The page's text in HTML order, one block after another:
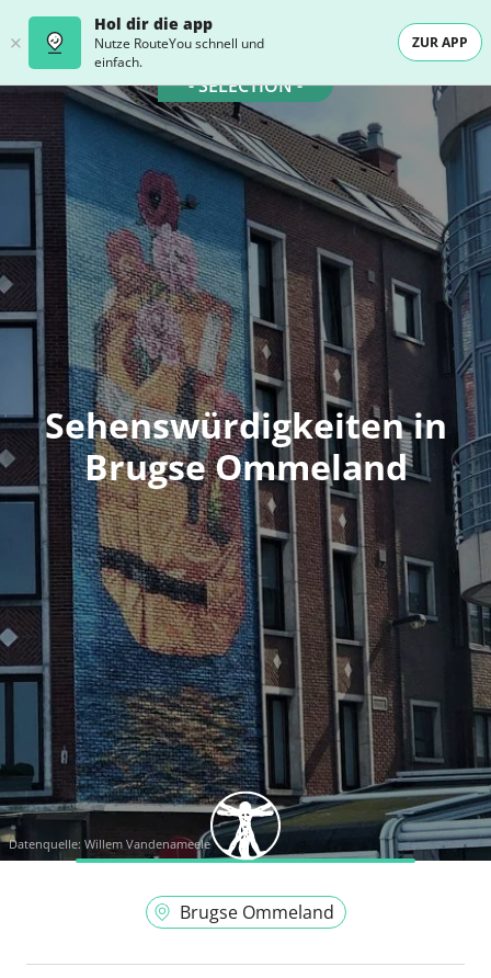
Hol dir die app
Nutze RouteYou schnell und
einfach.
ZUR APP
- SELECTION -
Sehenswürdigkeiten in
Brugse Ommeland
Datenquelle: Willem Vandenameele
Brugse Ommeland